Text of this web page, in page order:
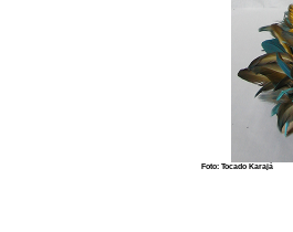
Foto: Tocado Karajá